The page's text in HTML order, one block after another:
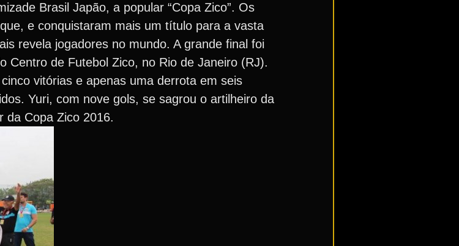
Brasil Japão, a popular “Copa Zico”. Os
e conquistaram mais um título para a vasta
revela jogadores no mundo. A grande final foi
Centro de Futebol Zico, no Rio de Janeiro (RJ).
vitórias e apenas uma derrota em seis
Yuri, com nove gols, se sagrou o artilheiro da
da Copa Zico 2016.